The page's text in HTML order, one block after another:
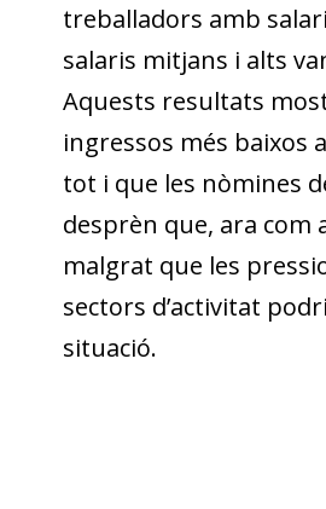
Facebook (opens in a new
with Linkedin (opens in a
with Whatsapp (opens in
Email (opens in a new
treballadors amb
salaris mitjans i alts
Aquests resultats
ingressos més baixos
tot i que les nòmines
desprèn que, ara com
malgrat que les
sectors d’activitat
situació.